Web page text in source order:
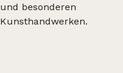
und besonderen
Kunsthandwerken.